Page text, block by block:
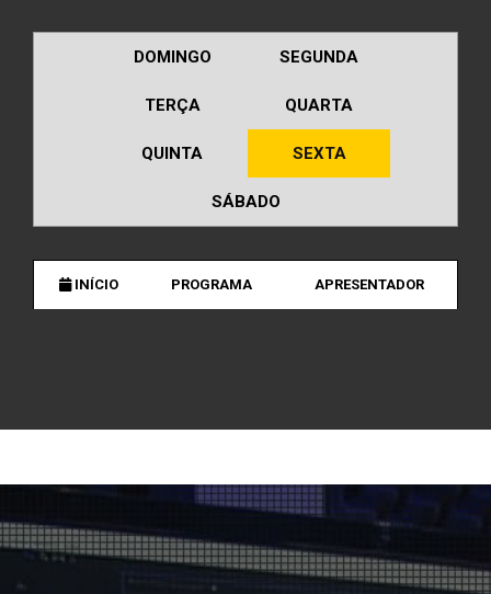
DOMINGO SEGUNDA
TERÇA QUARTA
QUINTA SEXTA
SÁBADO
INÍCIO PROGRAMA APRESENTADOR